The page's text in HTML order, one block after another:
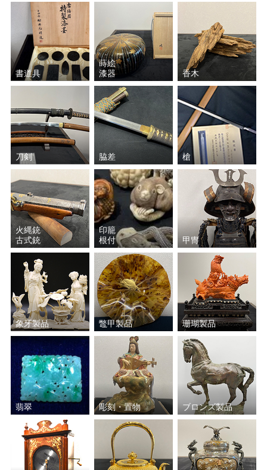
書道具
蒔絵
漆器
香木
刀剣 脇差 槍
火縄銃
古式銃
印籠
根付
甲冑
象牙製品 鼈甲製品 珊瑚製品
翡翠 彫刻・置物 ブロンズ製品